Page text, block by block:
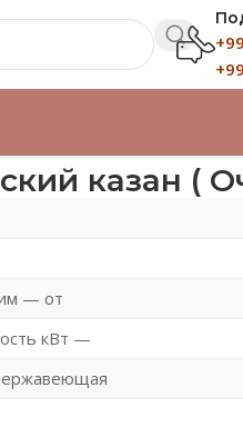
казан (
— от
кВт —